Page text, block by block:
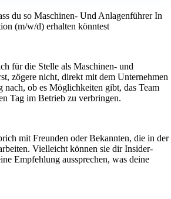
du so Maschinen- Und Anlagenführer In
(m/w/d) erhalten könntest
für die Stelle als Maschinen- und
zögere nicht, direkt mit dem Unternehmen
nach, ob es Möglichkeiten gibt, das Team
Tag im Betrieb zu verbringen.
mit Freunden oder Bekannten, die in der
Vielleicht können sie dir Insider-
Empfehlung aussprechen, was deine